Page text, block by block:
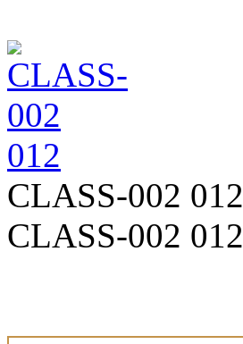
CLASS-002 012
CLASS-002 012